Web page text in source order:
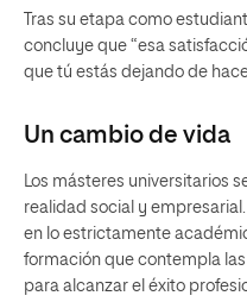
Tras su etapa como
concluye que “esa
que tú estás dejando de
Un cambio de vida
Los másteres universitarios
realidad social y
en lo estrictamente
formación que contempla
para alcanzar el éxito